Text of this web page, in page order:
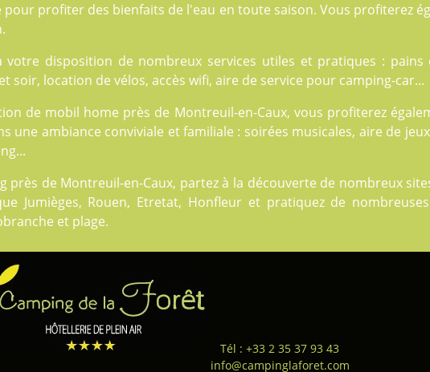
profiter des bienfaits de l'eau en toute saison. Vous profiterez
votre disposition de nombreux services utiles et pratiques : pains
soir, location de vélos, accès wifi, aire de service pour camping-car...
de mobil home près de Montreuil-en-Caux, vous profiterez
une ambiance conviviale et familiale : soirées musicales, aire de
près de Montreuil-en-Caux, partez à la découverte de nombreux
Jumièges, Rouen, Etretat, Honfleur et pratiquez de
et plage.
Tél : +33 2 35 37 93 43
info@campinglaforet.com